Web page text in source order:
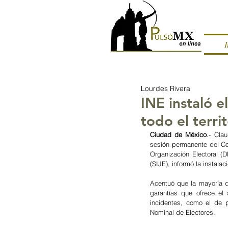
INE instaló
todo el
Lourdes Rivera
Ciudad de México.-
sesión permanente del
Organización Electoral
(SIJE), informó la
Acentuó que la mayoría
garantías que ofrece el
incidentes, como el de
Nominal de Electores.